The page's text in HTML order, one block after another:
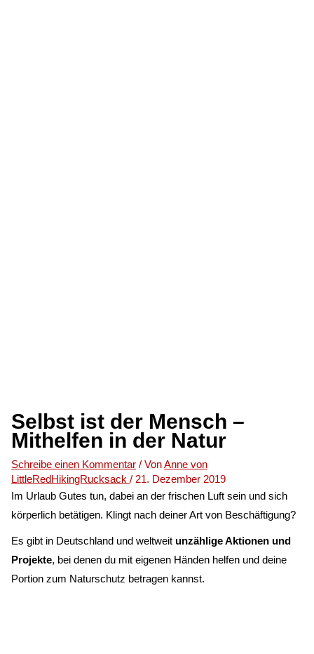
Selbst ist der Mensch –
Mithelfen in der Natur
Schreibe einen Kommentar / VonAnne von
LittleRedHikingRucksack/ 21. Dezember 2019
Im Urlaub Gutes tun, dabei an der frischen Luft sein und sich
körperlich betätigen. Klingt nach deiner Art von Beschäftigung?
Es gibt in Deutschland und weltweit unzählige Aktionen und
Projekte, bei denen du mit eigenen Händen helfen und deine
Portion zum Naturschutz betragen kannst.